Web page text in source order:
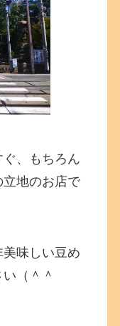
、もちろん
地のお店で
味しい豆め
（＾＾